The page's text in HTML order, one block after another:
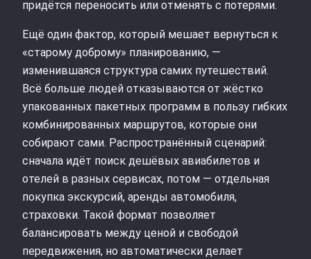
придётся переносить или отменять с потерями.
Ещё один фактор, который мешает вернуться к
«старому доброму» планированию, —
изменившаяся структура самих путешествий.
Всё больше людей отказываются от жёстко
упакованных пакетных программ в пользу гибких
комбинированных маршрутов, которые они
собирают сами. Распространённый сценарий:
сначала идёт поиск дешёвых авиабилетов и
отелей в разных сервисах, потом — отдельная
покупка экскурсий, аренды автомобиля,
страховки. Такой формат позволяет
балансировать между ценой и свободой
передвижения, но автоматически делает